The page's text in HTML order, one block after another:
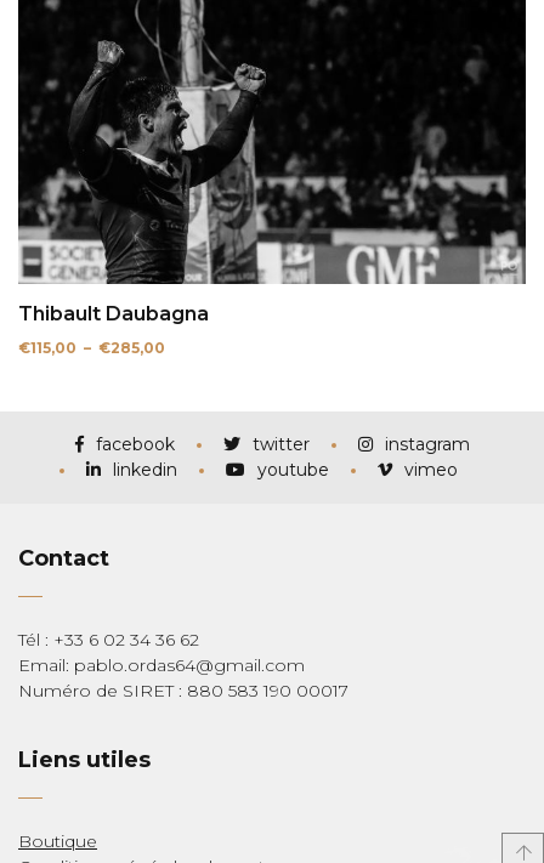
Thibault Daubagna
€115,00 – €285,00
€285,00
facebook twitter
instagram
linkedin
youtube vimeo
Contact
Tél : +33 6 02 34 36 62
Email: pablo.ordas64@gmail.com
Numéro de SIRET : 880 583 190 00017
Liens utiles
Boutique